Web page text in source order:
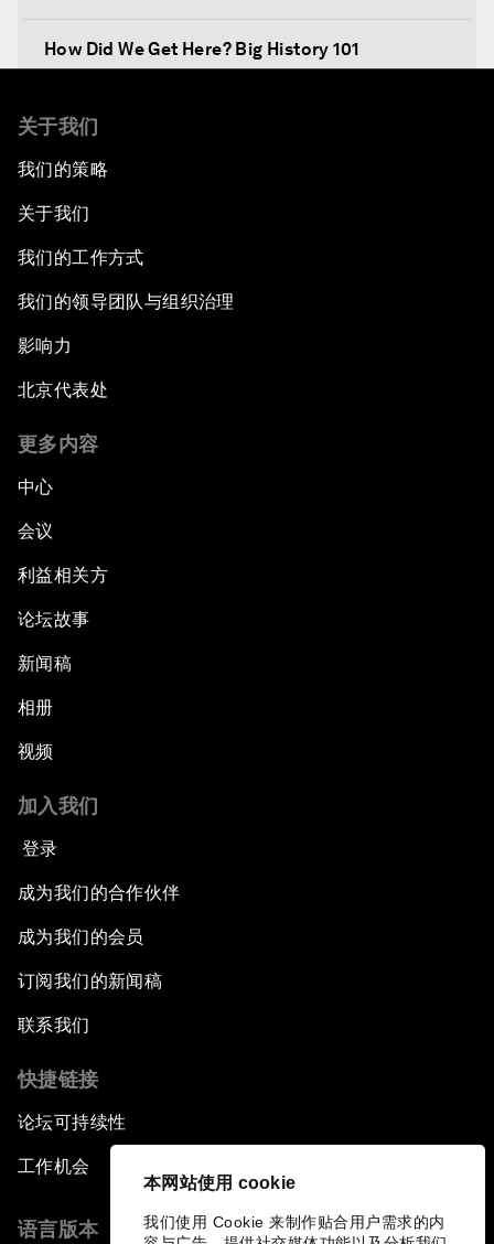
本网站使用 cookie
我们使用 Cookie 来制作贴合用户需求的内
How Did We Get Here? Big History 101
An Insight, An Idea with Martin Wolf
Closing the Infrastructure Gap
The New Banking Context
Transformational Leadership
An Insight, An Idea with Queen Rania
Religion: A Pretext for Conflict?
The End of Blindness
The Geo-Economics of Energy
Forum Debate: Leadership in Crisis
Global Health Security
The Future of Ukraine
关于我们
我们的策略
关于我们
我们的工作方式
我们的领导团队与组织治理
影响力
北京代表处
更多内容
中心
会议
利益相关方
论坛故事
新闻稿
相册
视频
加入我们
登录
成为我们的合作伙伴
成为我们的会员
订阅我们的新闻稿
联系我们
快捷链接
论坛可持续性
工作机会
语言版本